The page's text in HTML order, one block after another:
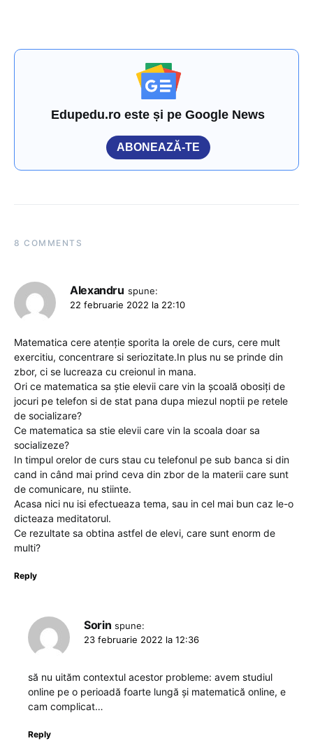
Edupedu.ro este și pe Google News
ABONEAZĂ-TE
8 COMMENTS
Alexandru spune:
22 februarie 2022 la 22:10
Matematica cere atenție sporita la orele de curs, cere mult
exercitiu, concentrare si seriozitate.In plus nu se prinde din
zbor, ci se lucreaza cu creionul in mana.
Ori ce matematica sa știe elevii care vin la școală obosiți de
jocuri pe telefon si de stat pana dupa miezul noptii pe retele
de socializare?
Ce matematica sa stie elevii care vin la scoala doar sa
socializeze?
In timpul orelor de curs stau cu telefonul pe sub banca si din
cand in când mai prind ceva din zbor de la materii care sunt
de comunicare, nu stiinte.
Acasa nici nu isi efectueaza tema, sau in cel mai bun caz le-o
dicteaza meditatorul.
Ce rezultate sa obtina astfel de elevi, care sunt enorm de
multi?
Reply
Sorin spune:
23 februarie 2022 la 12:36
să nu uităm contextul acestor probleme: avem studiul
online pe o perioadă foarte lungă şi matematică online, e
cam complicat…
Reply